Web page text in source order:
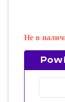
Не в